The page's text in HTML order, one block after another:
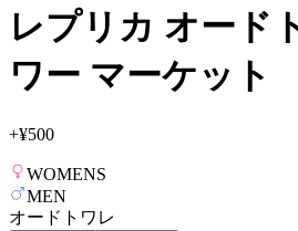
レプリカ オード
ワー マーケット
+¥500
WOMENS
MEN
オードトワレ